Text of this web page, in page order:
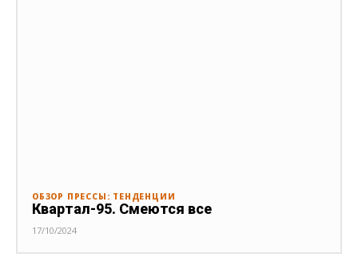
ОБЗОР ПРЕССЫ: ТЕНДЕНЦИИ
Квартал-95. Смеются все
17/10/2024